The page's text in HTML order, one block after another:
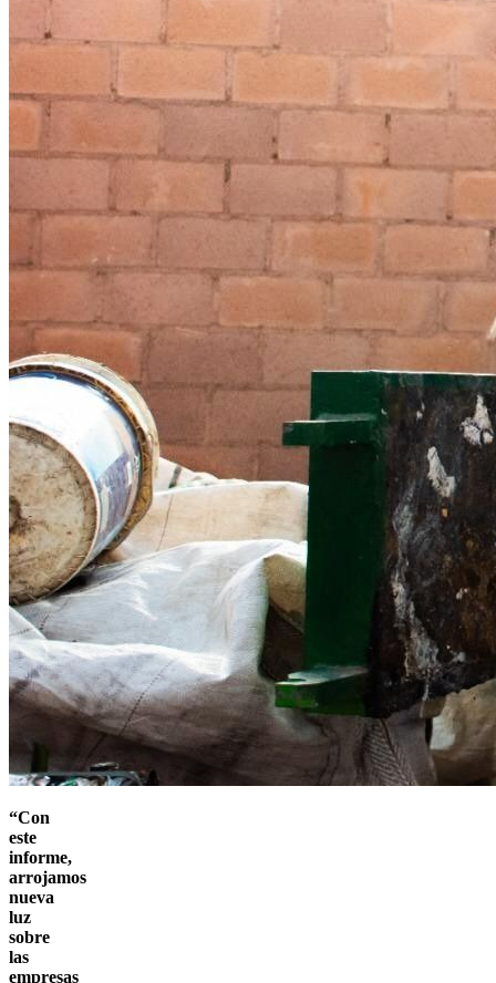
“Con
este
informe,
arrojamos
nueva
luz
sobre
las
empresas